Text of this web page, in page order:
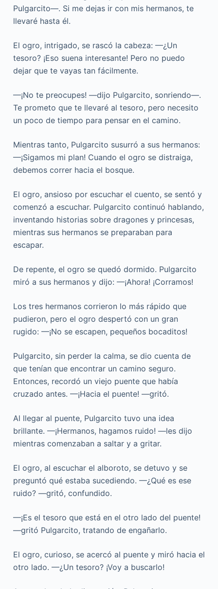
Pulgarcito—. Si me dejas ir con mis hermanos, te
llevaré hasta él.
El ogro, intrigado, se rascó la cabeza: —¿Un
tesoro? ¡Eso suena interesante! Pero no puedo
dejar que te vayas tan fácilmente.
—¡No te preocupes! —dijo Pulgarcito, sonriendo—.
Te prometo que te llevaré al tesoro, pero necesito
un poco de tiempo para pensar en el camino.
Mientras tanto, Pulgarcito susurró a sus hermanos:
—¡Sigamos mi plan! Cuando el ogro se distraiga,
debemos correr hacia el bosque.
El ogro, ansioso por escuchar el cuento, se sentó y
comenzó a escuchar. Pulgarcito continuó hablando,
inventando historias sobre dragones y princesas,
mientras sus hermanos se preparaban para
escapar.
De repente, el ogro se quedó dormido. Pulgarcito
miró a sus hermanos y dijo: —¡Ahora! ¡Corramos!
Los tres hermanos corrieron lo más rápido que
pudieron, pero el ogro despertó con un gran
rugido: —¡No se escapen, pequeños bocaditos!
Pulgarcito, sin perder la calma, se dio cuenta de
que tenían que encontrar un camino seguro.
Entonces, recordó un viejo puente que había
cruzado antes. —¡Hacia el puente! —gritó.
Al llegar al puente, Pulgarcito tuvo una idea
brillante. —¡Hermanos, hagamos ruido! —les dijo
mientras comenzaban a saltar y a gritar.
El ogro, al escuchar el alboroto, se detuvo y se
preguntó qué estaba sucediendo. —¿Qué es ese
ruido? —gritó, confundido.
—¡Es el tesoro que está en el otro lado del puente!
—gritó Pulgarcito, tratando de engañarlo.
El ogro, curioso, se acercó al puente y miró hacia el
otro lado. —¿Un tesoro? ¡Voy a buscarlo!